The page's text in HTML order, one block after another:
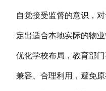
自觉接受监督的意识，
定出适合本地实际的物
优化学校布局，教育部
兼容、合理利用，避免原